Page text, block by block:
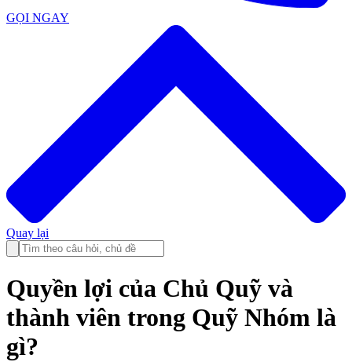
GỌI NGAY
Quay lại
Quyền lợi của Chủ Quỹ và
thành viên trong Quỹ Nhóm là
gì?